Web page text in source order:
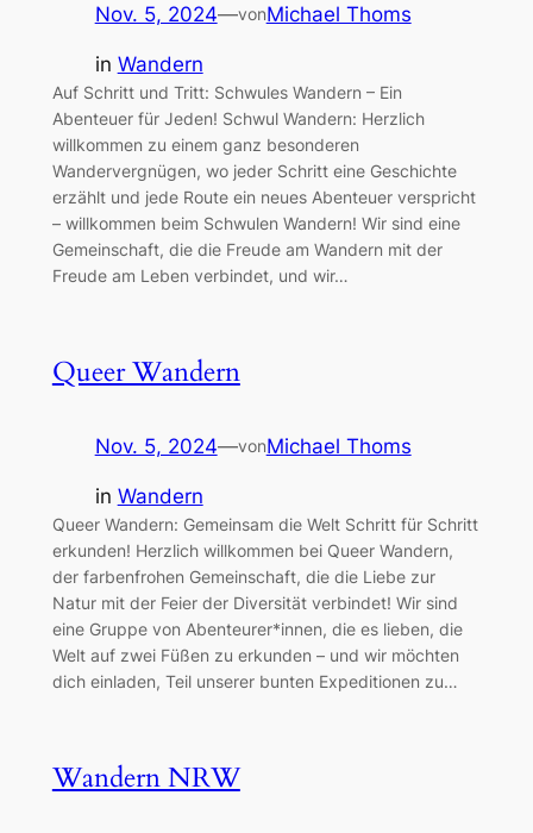
Nov. 5, 2024—vonMichael Thoms
in Wandern
Auf Schritt und Tritt: Schwules Wandern – Ein
Abenteuer für Jeden! Schwul Wandern: Herzlich
willkommen zu einem ganz besonderen
Wandervergnügen, wo jeder Schritt eine Geschichte
erzählt und jede Route ein neues Abenteuer verspricht
– willkommen beim Schwulen Wandern! Wir sind eine
Gemeinschaft, die die Freude am Wandern mit der
Freude am Leben verbindet, und wir…
Queer Wandern
Nov. 5, 2024—vonMichael Thoms
in Wandern
Queer Wandern: Gemeinsam die Welt Schritt für Schritt
erkunden! Herzlich willkommen bei Queer Wandern,
der farbenfrohen Gemeinschaft, die die Liebe zur
Natur mit der Feier der Diversität verbindet! Wir sind
eine Gruppe von Abenteurer*innen, die es lieben, die
Welt auf zwei Füßen zu erkunden – und wir möchten
dich einladen, Teil unserer bunten Expeditionen zu…
Wandern NRW